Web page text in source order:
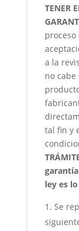
TENER
a la
no cabe
tal fin y
ley es
Se